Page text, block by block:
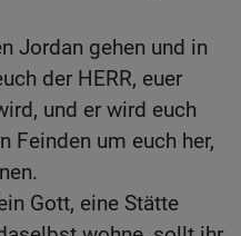
Jordan gehen und in
der HERR, euer
und er wird euch
Feinden um euch her,
Gott, eine Stätte